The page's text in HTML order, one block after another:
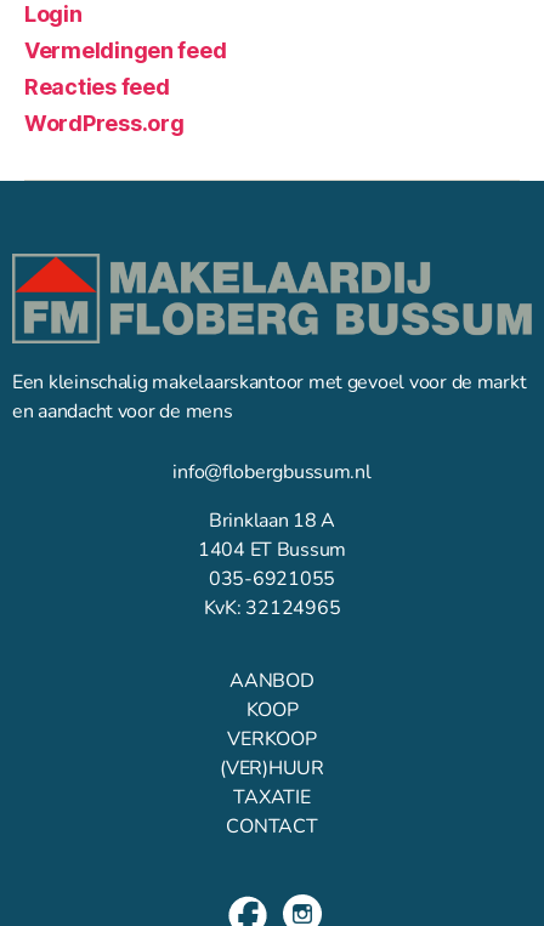
Login
Vermeldingen feed
Reacties feed
WordPress.org
Een kleinschalig makelaarskantoor met gevoel voor de markt
en aandacht voor de mens
info@flobergbussum.nl
Brinklaan 18 A
1404 ET Bussum
035-6921055
KvK: 32124965
AANBOD
KOOP
VERKOOP
(VER)HUUR
TAXATIE
CONTACT